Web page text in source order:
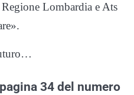
Lombardia e Ats
34 del numero